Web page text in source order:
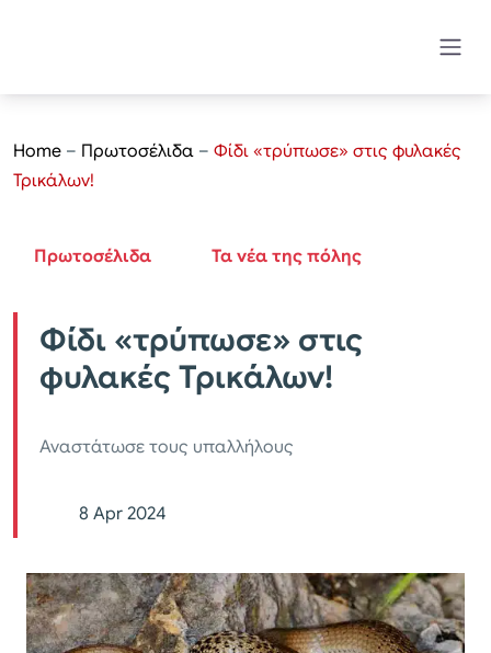
Home – Πρωτοσέλιδα – Φίδι «τρύπωσε» στις φυλακές
Τρικάλων!
Πρωτοσέλιδα Τα νέα της πόλης
Φίδι «τρύπωσε» στις
φυλακές Τρικάλων!
Αναστάτωσε τους υπαλλήλους
8 Apr 2024